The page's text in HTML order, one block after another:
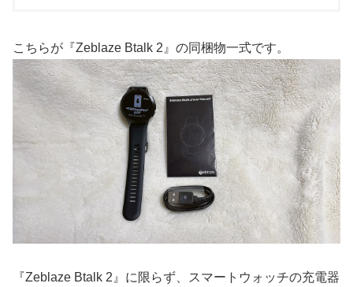
こちらが『Zeblaze Btalk 2』の同梱物一式です。
『Zeblaze Btalk 2』に限らず、スマートウォッチの充電器